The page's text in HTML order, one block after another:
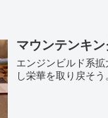
マウンテンキ
エンジンビルド系
し栄華を取り戻そう。